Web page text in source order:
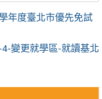
年度臺北市優先免試
變更就學區-就讀基北